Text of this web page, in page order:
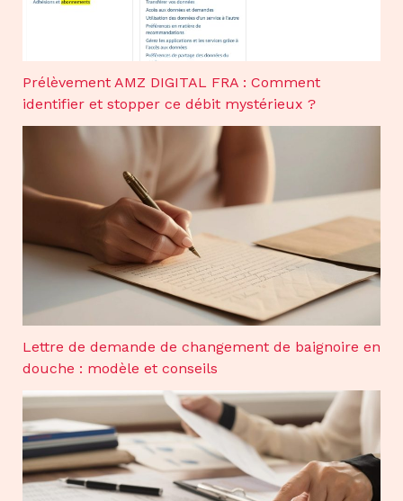
Prélèvement AMZ DIGITAL FRA : Comment
identifier et stopper ce débit mystérieux ?
Lettre de demande de changement de baignoire en
douche : modèle et conseils